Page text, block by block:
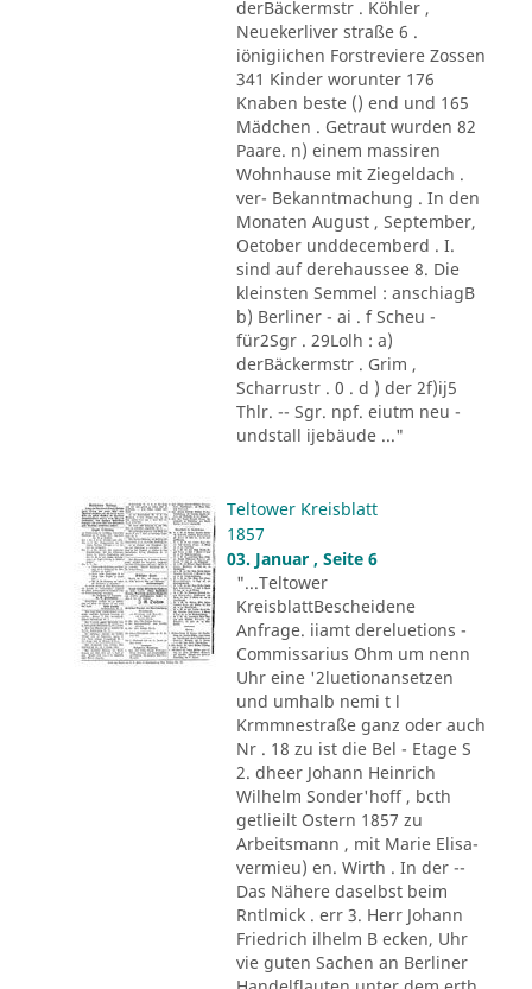
derBäckermstr . Köhler ,
Neuekerliver straße 6 .
iönigiichen Forstreviere Zossen
341 Kinder worunter 176
Knaben beste () end und 165
Mädchen . Getraut wurden 82
Paare. n) einem massiren
Wohnhause mit Ziegeldach .
ver- Bekanntmachung . In den
Monaten August , September,
Oetober unddecemberd . I.
sind auf derehaussee 8. Die
kleinsten Semmel : anschiagB
b) Berliner - ai . f Scheu -
für2Sgr . 29Lolh : a)
derBäckermstr . Grim ,
Scharrustr . 0 . d ) der 2f)ij5
Thlr. -- Sgr. npf. eiutm neu -
undstall ijebäude ..."
Teltower Kreisblatt
1857
03. Januar , Seite 6
"...Teltower
KreisblattBescheidene
Anfrage. iiamt dereluetions -
Commissarius Ohm um nenn
Uhr eine '2luetionansetzen
und umhalb nemi t l
Krmmnestraße ganz oder auch
Nr . 18 zu ist die Bel - Etage S
2. dheer Johann Heinrich
Wilhelm Sonder'hoff , bcth
getlieilt Ostern 1857 zu
Arbeitsmann , mit Marie Elisa-
vermieu) en. Wirth . In der --
Das Nähere daselbst beim
Rntlmick . err 3. Herr Johann
Friedrich ilhelm B ecken, Uhr
vie guten Sachen an Berliner